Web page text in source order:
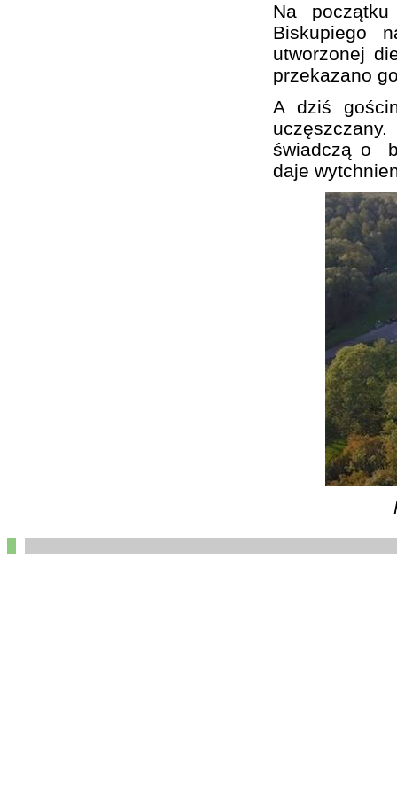
Na
Biskupiego
utworzonej
przekazano
A dziś
świadczą o
daje